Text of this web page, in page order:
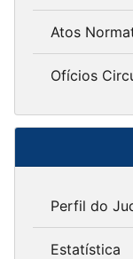
Atos
Ofícios
Perfil do
Estatística